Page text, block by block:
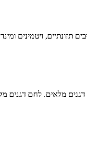
ויטמינים
מלאים. לחם דגנים